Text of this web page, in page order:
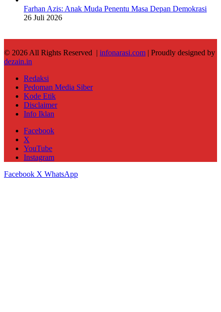
Farhan Azis: Anak Muda Penentu Masa Depan Demokrasi
26 Juli 2026
© 2026 All Rights Reserved | infonarasi.com | Proudly designed by
dezain.in
Redaksi
Pedoman Media Siber
Kode Etik
Disclaimer
Info Iklan
Facebook
X
YouTube
Instagram
Facebook X WhatsApp